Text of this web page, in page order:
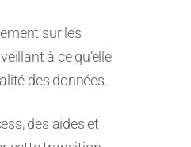
sur les
à ce qu’elle
des données.
des aides et